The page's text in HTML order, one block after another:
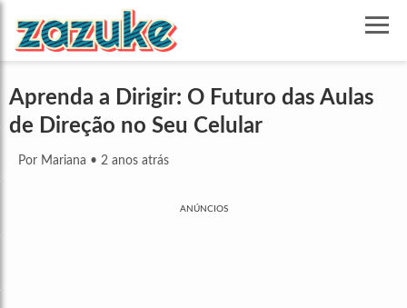
Aprenda a Dirigir: O Futuro das Aulas
de Direção no Seu Celular
Por Mariana • 2 anos atrás
ANÚNCIOS